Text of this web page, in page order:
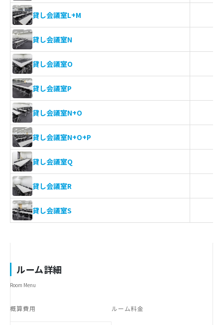
貸し会議室L+M
貸し会議室N
貸し会議室O
貸し会議室P
貸し会議室N+O
貸し会議室N+O+P
貸し会議室Q
貸し会議室R
貸し会議室S
ルーム詳細
Room Menu
概算費用 ルーム料金